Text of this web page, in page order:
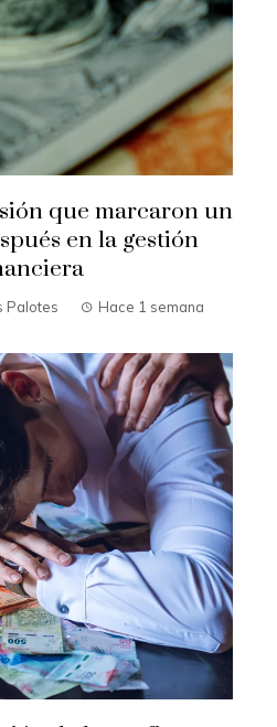
que marcaron un
en la gestión
Palotes Hace 1 semana